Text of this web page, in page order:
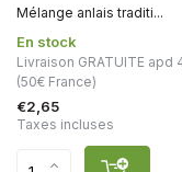
Mélange anlais traditi...
En stock
Livraison GRATUITE apd
(50€ France)
€2,65
Taxes incluses